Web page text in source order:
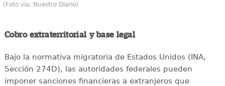
(Foto vía: Nuestro Diario)
Cobro extraterritorial y base legal
Bajo la normativa migratoria de Estados Unidos (INA,
Sección 274D), las autoridades federales pueden
imponer sanciones financieras a extranjeros que